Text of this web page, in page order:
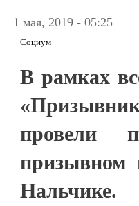
1 мая, 2019 - 05:25
Социум
В рамках
провели
призывном
Нальчике.